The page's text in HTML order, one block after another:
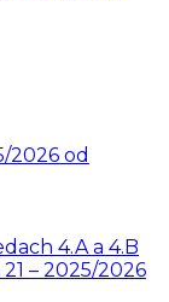
2026 od
4.A a 4.B
– 2025/2026